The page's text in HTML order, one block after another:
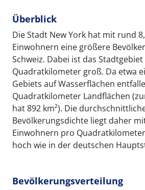
Überblick
Die Stadt New York hat mit rund
Einwohnern eine größere
Schweiz. Dabei ist das
Quadratkilometer groß. Da etwa
Gebiets auf Wasserflächen
Quadratkilometer Landflächen
hat 892 km²). Die
Bevölkerungsdichte liegt daher
Einwohnern pro
hoch wie in der deutschen
Bevölkerungsverteilung